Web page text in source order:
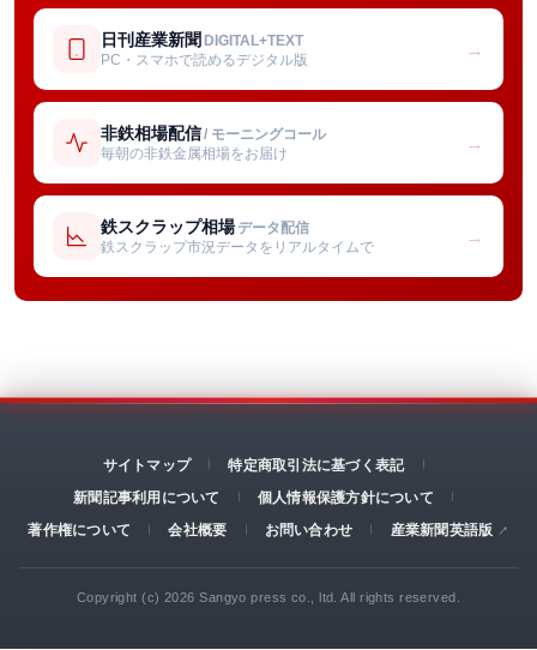
日刊産業新聞 DIGITAL+TEXT
PC・スマホで読めるデジタル版
→
非鉄相場配信/ モーニングコール
毎朝の非鉄金属相場をお届け
→
鉄スクラップ相場 データ配信
鉄スクラップ市況データをリアルタイムで
→
サイトマップ
特定商取引法に基づく表記
新聞記事利用について
個人情報保護方針について
著作権について
会社概要 お問い合わせ 産業新聞英語版
Copyright (c) 2026 Sangyo press co., ltd. All rights reserved.